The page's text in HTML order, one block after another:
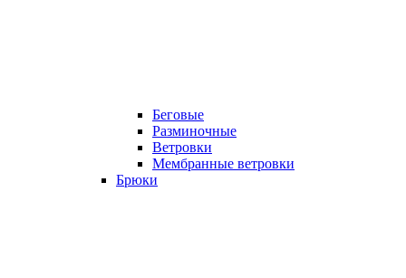
Беговые
Разминочные
Ветровки
Мембранные ветровки
Брюки